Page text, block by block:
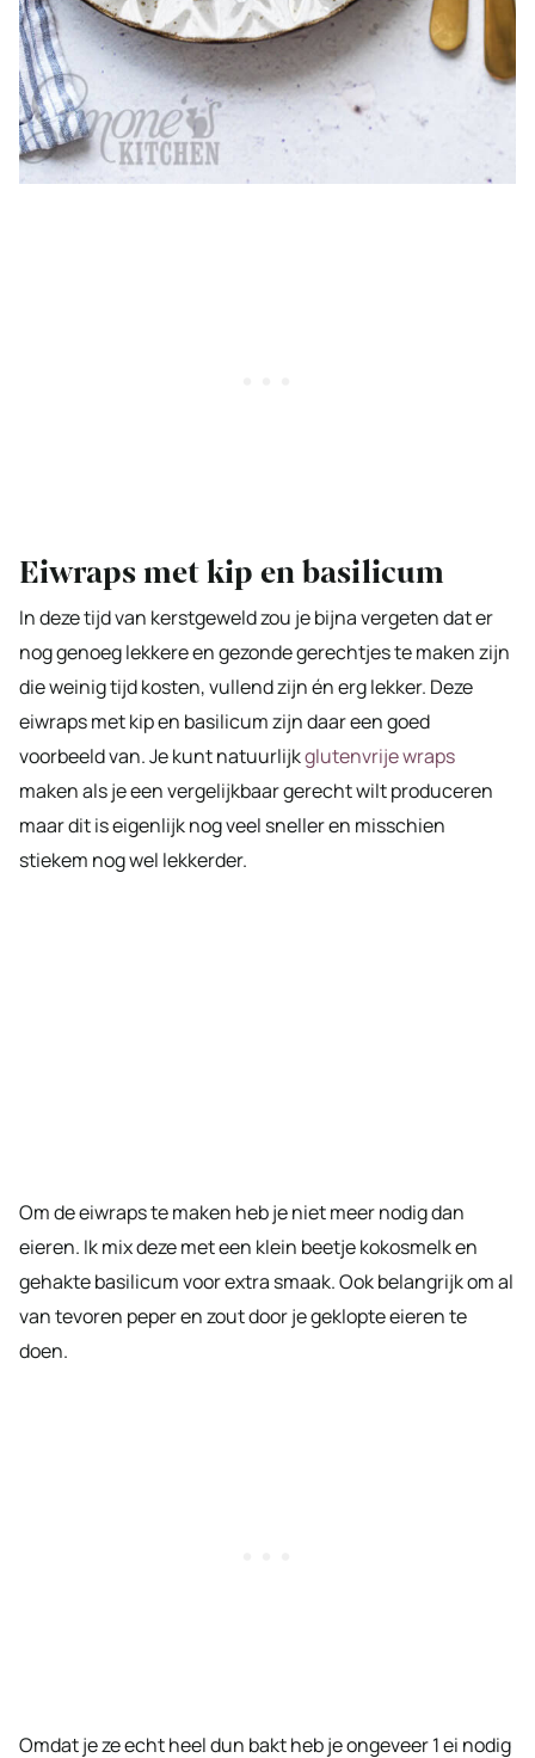
Eiwraps met kip en basilicum
In deze tijd van kerstgeweld zou je bijna vergeten dat er
nog genoeg lekkere en gezonde gerechtjes te maken zijn
die weinig tijd kosten, vullend zijn én erg lekker. Deze
eiwraps met kip en basilicum zijn daar een goed
voorbeeld van. Je kunt natuurlijkglutenvrije wraps
maken als je een vergelijkbaar gerecht wilt produceren
maar dit is eigenlijk nog veel sneller en misschien
stiekem nog wel lekkerder.
Om de eiwraps te maken heb je niet meer nodig dan
eieren. Ik mix deze met een klein beetje kokosmelk en
gehakte basilicum voor extra smaak. Ook belangrijk om al
van tevoren peper en zout door je geklopte eieren te
doen.
Omdat je ze echt heel dun bakt heb je ongeveer 1 ei nodig